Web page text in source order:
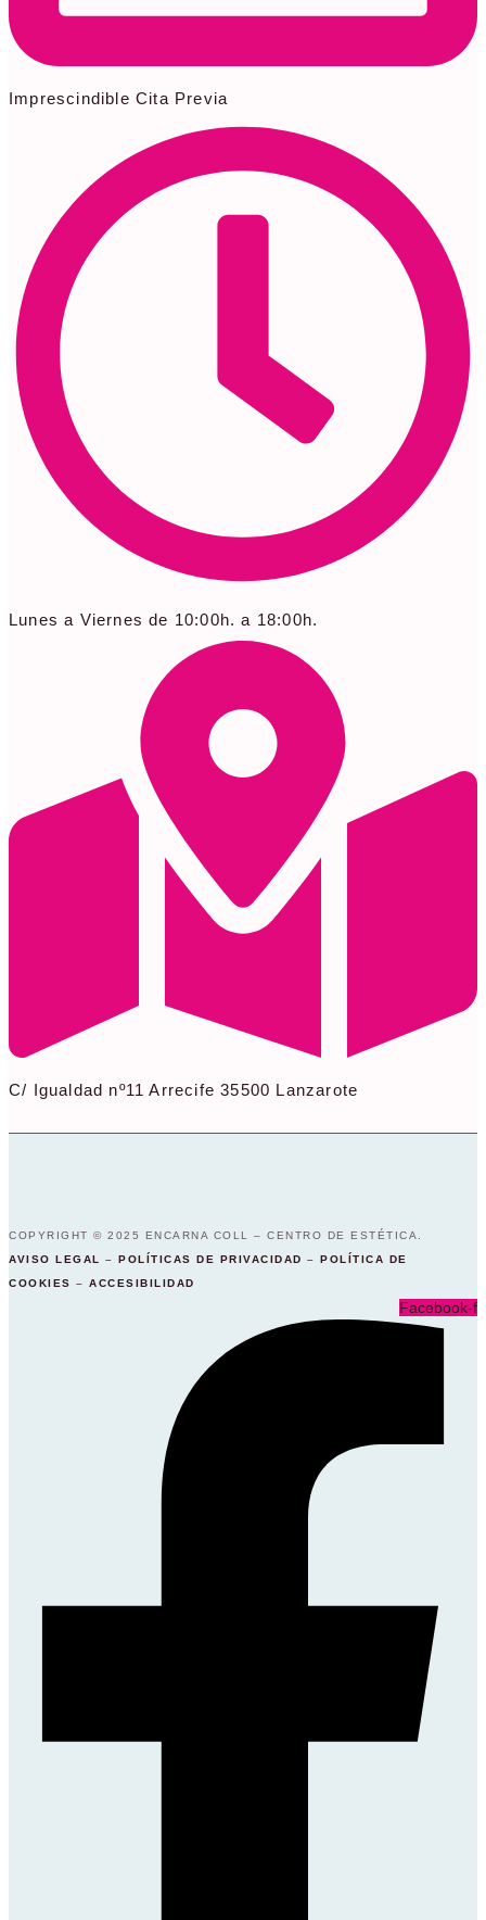
Imprescindible Cita Previa
Lunes a Viernes de 10:00h. a 18:00h.
C/ Igualdad nº11 Arrecife 35500 Lanzarote
COPYRIGHT © 2025 ENCARNA COLL – CENTRO DE ESTÉTICA.
AVISO LEGAL – POLÍTICAS DE PRIVACIDAD – POLÍTICA DE
COOKIES – ACCESIBILIDAD
Facebook-f